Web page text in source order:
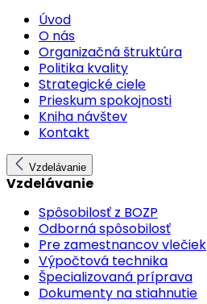
Úvod
O nás
Organizačná štruktúra
Politika kvality
Strategické ciele
Prieskum spokojnosti
Kniha návštev
Kontakt
Vzdelávanie
Vzdelávanie
Spôsobilosť z BOZP
Odborná spôsobilosť
Pre zamestnancov vlečiek
Výpočtová technika
Špecializovaná príprava
Dokumenty na stiahnutie